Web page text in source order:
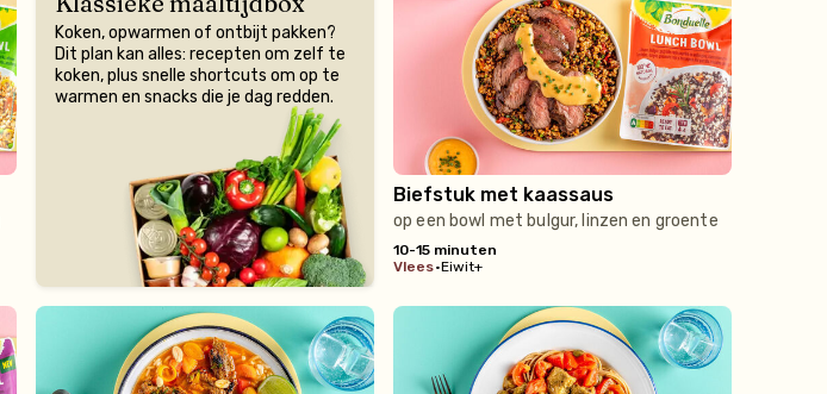
Koken, opwarmen of ontbijt pakken?
Dit plan kan alles: recepten om zelf te
koken, plus snelle shortcuts om op te
warmen en snacks die je dag redden.
Biefstuk met kaassaus
op een bowl met bulgur, linzen en groente
10-15 minuten
vlees•Eiwit+